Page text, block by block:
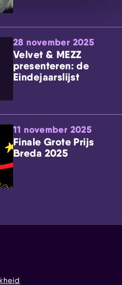
28 november 2025
Velvet & MEZZ
presenteren: de
Eindejaarslijst
11 november 2025
Finale Grote Prijs
Breda 2025